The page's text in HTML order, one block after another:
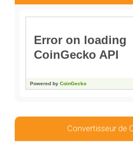
Convertisseur de